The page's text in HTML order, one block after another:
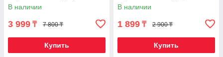
В наличии
3 999 ₸ 7 800 ₸
Купить
В наличии
1 899 ₸ 2 900 ₸
Купить